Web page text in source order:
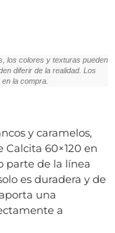
los colores y texturas pueden
diferir de la realidad. Los
la compra.
y caramelos,
60×120 en
parte de la línea
es duradera y de
una
a